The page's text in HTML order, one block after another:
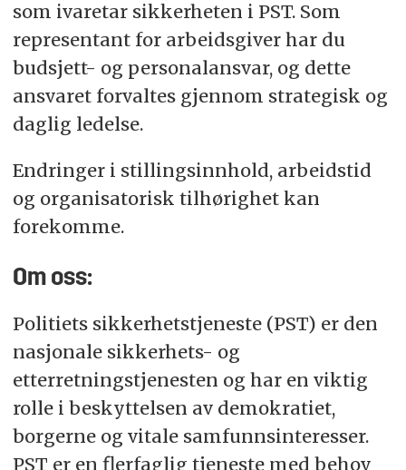
som ivaretar sikkerheten i PST. Som
representant for arbeidsgiver har du
budsjett- og personalansvar, og dette
ansvaret forvaltes gjennom strategisk og
daglig ledelse.
Endringer i stillingsinnhold, arbeidstid
og organisatorisk tilhørighet kan
forekomme.
Om oss:
Politiets sikkerhetstjeneste (PST) er den
nasjonale sikkerhets- og
etterretningstjenesten og har en viktig
rolle i beskyttelsen av demokratiet,
borgerne og vitale samfunnsinteresser.
PST er en flerfaglig tjeneste med behov